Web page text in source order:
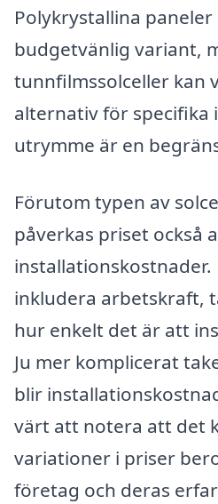
Polykrystallina
budgetvänlig variant,
tunnfilmssolceller kan
alternativ för specifika
utrymme är en
Förutom typen av
påverkas priset också
installationskostnader.
inkludera arbetskraft,
hur enkelt det är att
Ju mer komplicerat
blir
värt att notera att det
variationer i priser
företag och deras